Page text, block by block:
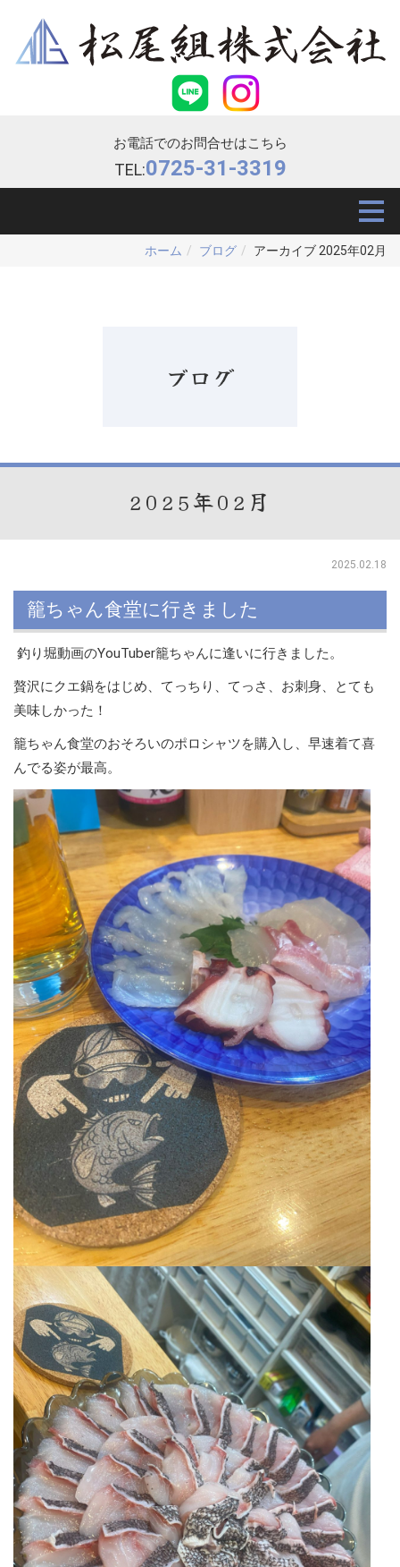
お電話でのお問合せはこちら
TEL:0725-31-3319
ホーム ブログ アーカイブ 2025年02月
ブログ
2025年02月
2025.02.18
籠ちゃん食堂に行きました
釣り堀動画のYouTuber籠ちゃんに逢いに行きました。
贅沢にクエ鍋をはじめ、てっちり、てっさ、お刺身、とても
美味しかった！
籠ちゃん食堂のおそろいのポロシャツを購入し、早速着て喜
んでる姿が最高。